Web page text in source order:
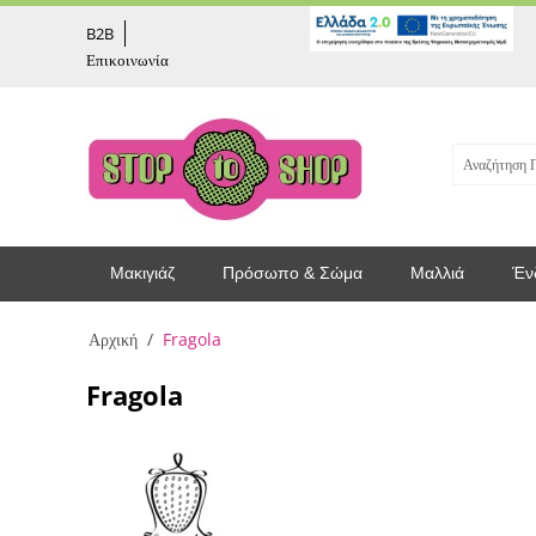
B2B
Επικοινωνία
Μακιγιάζ Πρόσωπο & Σώμα Μαλλιά
Αρχική / Fragola
Fragola